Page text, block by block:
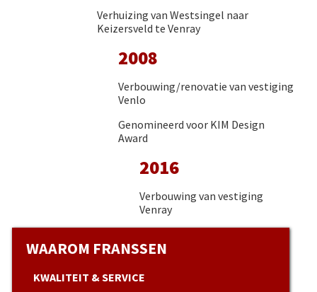
Verhuizing van Westsingel naar
Keizersveld te Venray
2008
Verbouwing/renovatie van vestiging
Venlo
Genomineerd voor KIM Design
Award
2016
Verbouwing van vestiging
Venray
WAAROM FRANSSEN
KWALITEIT & SERVICE